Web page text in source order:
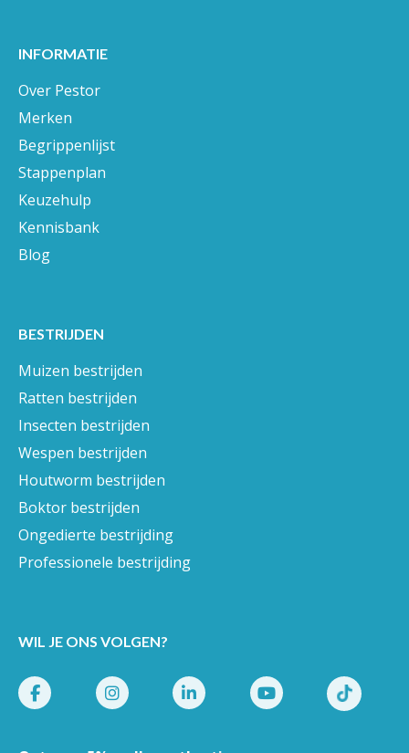
INFORMATIE
Over Pestor
Merken
Begrippenlijst
Stappenplan
Keuzehulp
Kennisbank
Blog
BESTRIJDEN
Muizen bestrijden
Ratten bestrijden
Insecten bestrijden
Wespen bestrijden
Houtworm bestrijden
Boktor bestrijden
Ongedierte bestrijding
Professionele bestrijding
WIL JE ONS VOLGEN?